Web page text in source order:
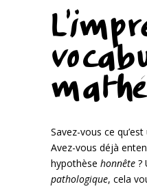
Savez-vous ce qu’est
Avez-vous déjà
hypothèse honnête ?
pathologique, cela